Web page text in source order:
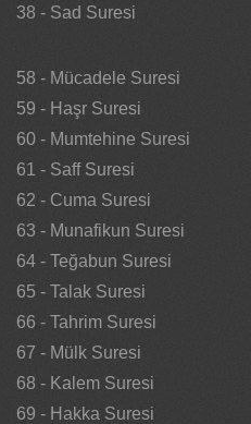
38 - Sad Suresi
58 - Mücadele Suresi
59 - Haşr Suresi
60 - Mumtehine Suresi
61 - Saff Suresi
62 - Cuma Suresi
63 - Munafikun Suresi
64 - Teğabun Suresi
65 - Talak Suresi
66 - Tahrim Suresi
67 - Mülk Suresi
68 - Kalem Suresi
69 - Hakka Suresi